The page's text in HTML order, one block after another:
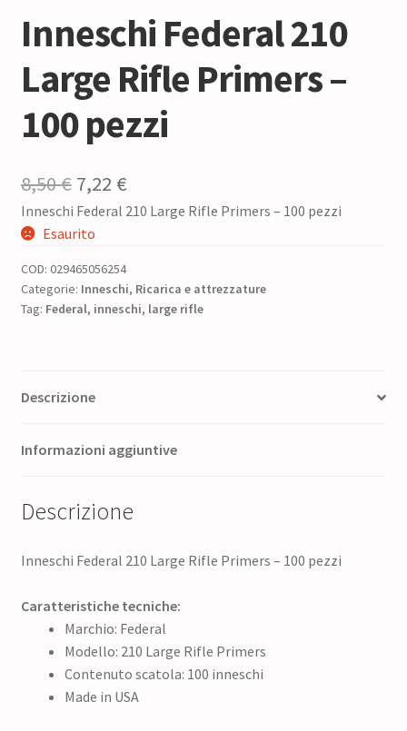
Inneschi Federal 210
Large Rifle Primers –
100 pezzi
8,50€ Il
prezzo
originale
era:
8,50 €.
7,22 €Il
prezzo
è:
7,22 €.
Inneschi Federal 210 Large Rifle Primers – 100 pezzi
Esaurito
COD: 029465056254
Categorie: Inneschi, Ricarica e attrezzature
Tag: Federal, inneschi, large rifle
Descrizione
Informazioni aggiuntive
Descrizione
Inneschi Federal 210 Large Rifle Primers – 100 pezzi
Caratteristiche tecniche:
Marchio: Federal
Modello: 210 Large Rifle Primers
Contenuto scatola: 100 inneschi
Made in USA